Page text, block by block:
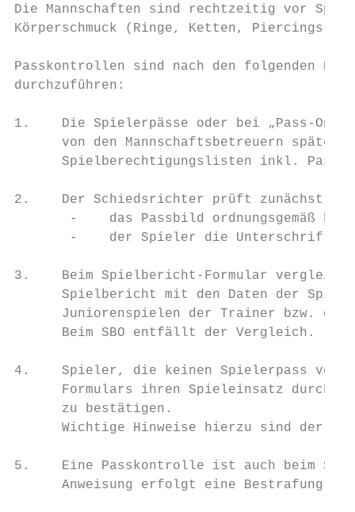
Die Mannschaften sind rechtzeitig vor
Körperschmuck (Ringe, Ketten, Piercings)
Passkontrollen sind nach den folgenden
durchzuführen:
1.    Die Spielerpässe oder bei „Pass-
von den Mannschaftsbetreuern
Spielberechtigungslisten inkl.
2.    Der Schiedsrichter prüft zunächst
-    das Passbild ordnungsgemäß
-    der Spieler die Unterschrift
3.    Beim Spielbericht-Formular
Spielbericht mit den Daten der
Juniorenspielen der Trainer bzw.
      Beim SBO entfällt der Vergleich.
4.    Spieler, die keinen Spielerpass
Formulars ihren Spieleinsatz durch
      zu bestätigen.
Wichtige Hinweise hierzu sind der
5.    Eine Passkontrolle ist auch beim SBO
Anweisung erfolgt eine Bestrafung